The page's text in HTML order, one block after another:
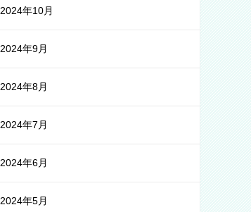
2024年10月
2024年9月
2024年8月
2024年7月
2024年6月
2024年5月